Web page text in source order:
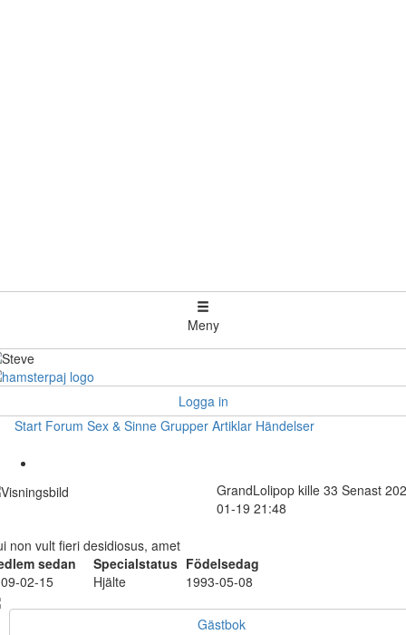
Meny
Logga in
Start Forum Sex & Sinne Grupper Artiklar Händelser
GrandLolipop kille 33 Senast
01-19 21:48
non vult fieri desidiosus, amet
sedan
Specialstatus Födelsedag
02-15
Hjälte 1993-05-08
Gästbok